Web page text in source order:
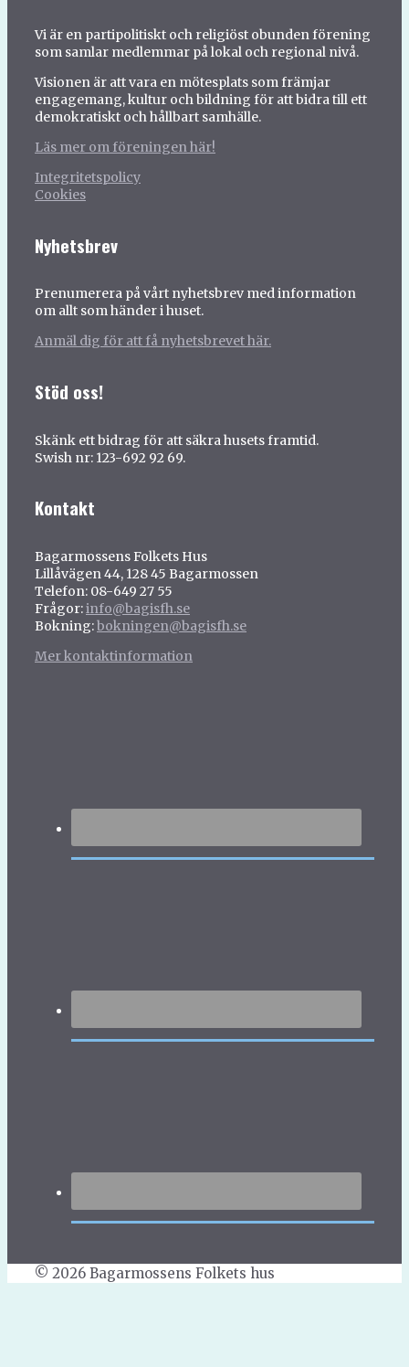
Vi är en partipolitiskt och religiöst obunden förening
som samlar medlemmar på lokal och regional nivå.
Visionen är att vara en mötesplats som främjar
engagemang, kultur och bildning för att bidra till ett
demokratiskt och hållbart samhälle.
Läs mer om föreningen här!
Integritetspolicy
Cookies
Nyhetsbrev
Prenumerera på vårt nyhetsbrev med information
om allt som händer i huset.
Anmäl dig för att få nyhetsbrevet här.
Stöd oss!
Skänk ett bidrag för att säkra husets framtid.
Swish nr: 123-692 92 69.
Kontakt
Bagarmossens Folkets Hus
Lillåvägen 44, 128 45 Bagarmossen
Telefon: 08-649 27 55
Frågor:info@bagisfh.se
Bokning:bokningen@bagisfh.se
Mer kontaktinformation
© 2026 Bagarmossens Folkets hus